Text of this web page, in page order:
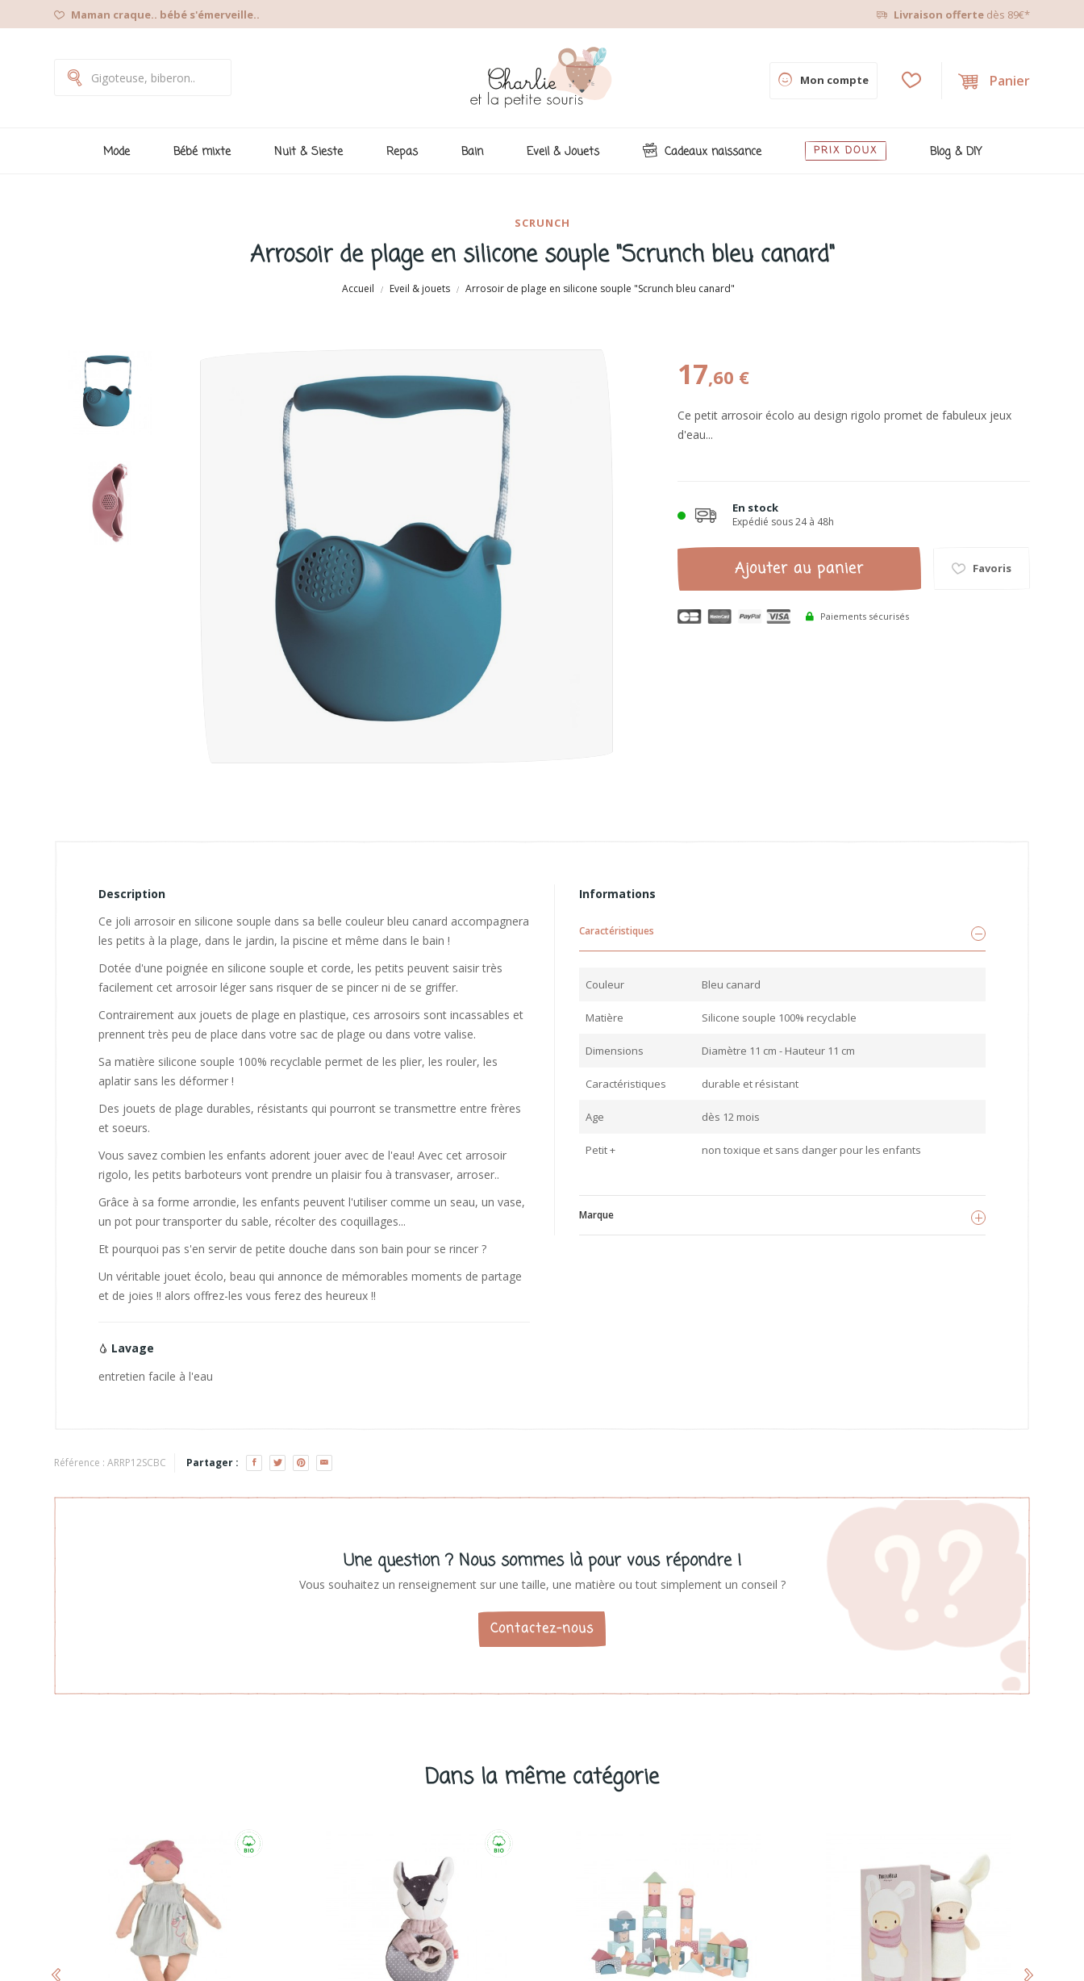
Maman craque.. bébé s'émerveille.. Livraison offerte dès 89€*
Panier
Mon compte
Mode Bébé mixte Nuit & Sieste Repas Bain Eveil & Jouets Cadeaux naissance PRIX DOUX Blog & DIY
SCRUNCH
Arrosoir de plage en silicone souple "Scrunch bleu canard"
Accueil Eveil & jouets Arrosoir de plage en silicone souple "Scrunch bleu canard"
17,60 €
Ce petit arrosoir écolo au design rigolo promet de fabuleux jeux
d'eau...
En stock
Expédié sous 24 à 48h
Ajouter au panier Favoris
Paiements sécurisés
Description
Ce joli arrosoir en silicone souple dans sa belle couleur bleu canard accompagnera
les petits à la plage, dans le jardin, la piscine et même dans le bain !
Dotée d'une poignée en silicone souple et corde, les petits peuvent saisir très
facilement cet arrosoir léger sans risquer de se pincer ni de se griffer.
Contrairement aux jouets de plage en plastique, ces arrosoirs sont incassables et
prennent très peu de place dans votre sac de plage ou dans votre valise.
Sa matière silicone souple 100% recyclable permet de les plier, les rouler, les
aplatir sans les déformer !
Des jouets de plage durables, résistants qui pourront se transmettre entre frères
et soeurs.
Vous savez combien les enfants adorent jouer avec de l'eau! Avec cet arrosoir
rigolo, les petits barboteurs vont prendre un plaisir fou à transvaser, arroser..
Grâce à sa forme arrondie, les enfants peuvent l'utiliser comme un seau, un vase,
un pot pour transporter du sable, récolter des coquillages...
Et pourquoi pas s'en servir de petite douche dans son bain pour se rincer ?
Un véritable jouet écolo, beau qui annonce de mémorables moments de partage
et de joies !! alors offrez-les vous ferez des heureux !!
Lavage
entretien facile à l'eau
Informations
Caractéristiques
Couleur Bleu canard
Matière Silicone souple 100% recyclable
Dimensions Diamètre 11 cm - Hauteur 11 cm
Caractéristiques durable et résistant
Age dès 12 mois
Petit + non toxique et sans danger pour les enfants
Marque
Référence : ARRP12SCBC Partager :
Une question ? Nous sommes là pour vous répondre !
Vous souhaitez un renseignement sur une taille, une matière ou tout simplement un conseil ?
Contactez-nous
Dans la même catégorie